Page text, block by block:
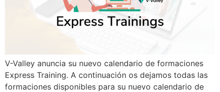
V-Valley anuncia su nuevo calendario de formaciones
Express Training. A continuación os dejamos todas las
formaciones disponibles para su nuevo calendario de